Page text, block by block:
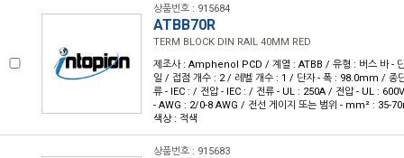
상품번호 : 915684
ATBB70R
TERM BLOCK DIN RAIL 40MM RED
제조사 : Amphenol PCD / 계열 : ATBB / 유형 : 버스 바 -
일 / 접점 개수 : 2 / 레벨 개수 : 1 / 단자 - 폭 : 98.0mm / 종
류 - IEC : / 전압 - IEC : / 전류 - UL : 250A / 전압 - UL :
- AWG : 2/0-8 AWG / 전선 게이지 또는 범위 - mm² : 35-
색상 : 적색
상품번호 : 915683